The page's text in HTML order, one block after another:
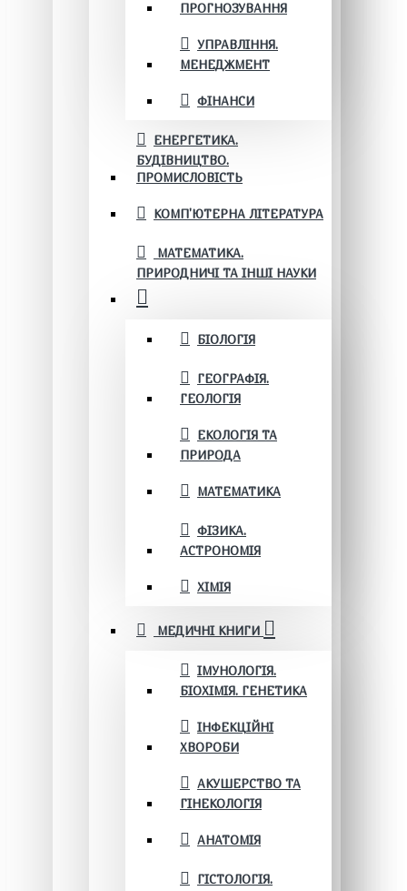
ПРОГНОЗУВАННЯ
УПРАВЛІННЯ.
МЕНЕДЖМЕНТ
ФІНАНСИ
ЕНЕРГЕТИКА.
БУДІВНИЦТВО.
ПРОМИСЛОВІСТЬ
КОМП'ЮТЕРНА ЛІТЕРАТУРА
МАТЕМАТИКА.
ПРИРОДНИЧІ ТА ІНШІ НАУКИ
БІОЛОГІЯ
ГЕОГРАФІЯ.
ГЕОЛОГІЯ
ЕКОЛОГІЯ ТА
ПРИРОДА
МАТЕМАТИКА
ФІЗИКА.
АСТРОНОМІЯ
ХІМІЯ
МЕДИЧНІ КНИГИ
ІМУНОЛОГІЯ.
БІОХІМІЯ. ГЕНЕТИКА
ІНФЕКЦІЙНІ
ХВОРОБИ
АКУШЕРСТВО ТА
ГІНЕКОЛОГІЯ
АНАТОМІЯ
ГІСТОЛОГІЯ.